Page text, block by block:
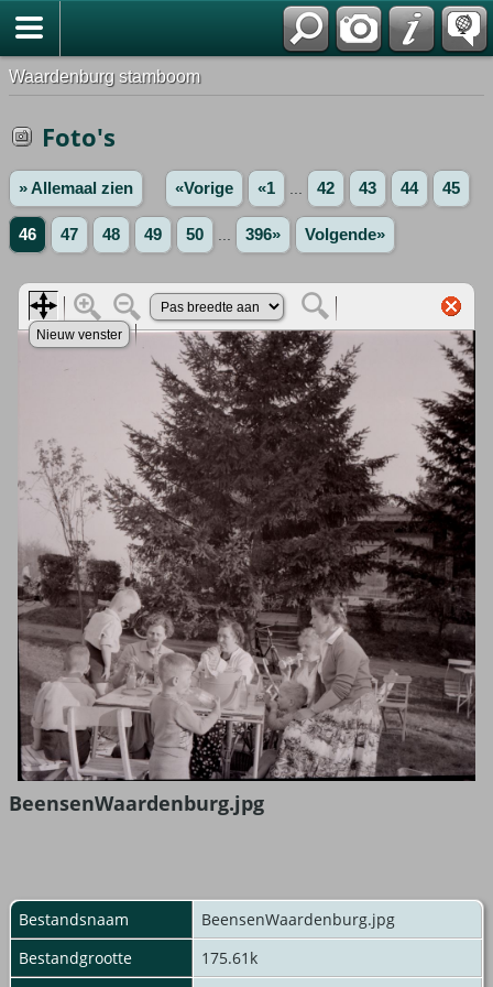
Waardenburg stamboom
Foto's
» Allemaal zien «Vorige «1 42 43 44 45
46 47 48 49 50 396» Volgende»
BeensenWaardenburg.jpg
Bestandsnaam
BeensenWaardenburg.jpg
Bestandgrootte
175.61k